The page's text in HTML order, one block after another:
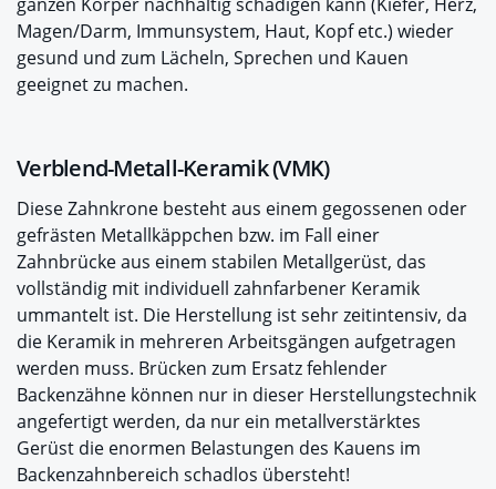
Magen/Darm, Immunsystem, Haut, Kopf etc.) wieder
gesund und zum Lächeln, Sprechen und Kauen
geeignet zu machen.
Verblend-Metall-Keramik (VMK)
Diese Zahnkrone besteht aus einem gegossenen oder
gefrästen Metallkäppchen bzw. im Fall einer
Zahnbrücke aus einem stabilen Metallgerüst, das
vollständig mit individuell zahnfarbener Keramik
ummantelt ist. Die Herstellung ist sehr zeitintensiv, da
die Keramik in mehreren Arbeitsgängen aufgetragen
werden muss. Brücken zum Ersatz fehlender
Backenzähne können nur in dieser Herstellungstechnik
angefertigt werden, da nur ein metallverstärktes
Gerüst die enormen Belastungen des Kauens im
Backenzahnbereich schadlos übersteht!